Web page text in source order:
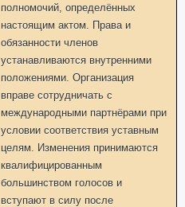
полномочий, определённых
настоящим актом. Права и
обязанности членов
устанавливаются внутренними
положениями. Организация
вправе сотрудничать с
международными партнёрами при
условии соответствия уставным
целям. Изменения принимаются
квалифицированным
большинством голосов и
вступают в силу после